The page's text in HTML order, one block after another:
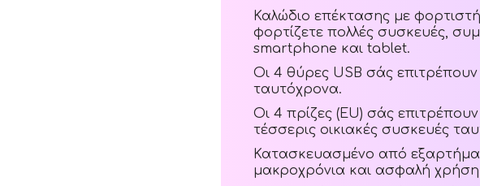
Καλώδιο επέκτασης με
φορτίζετε πολλές συσκευές,
smartphone και tablet.
Οι 4 θύρες USB σάς
ταυτόχρονα.
Οι 4 πρίζες (EU) σάς
τέσσερις οικιακές συσκευές
Κατασκευασμένο από
μακροχρόνια και ασφαλή